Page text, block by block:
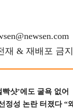
& 재배포 금지
샷’에도 굴욕 없어
성 논란 터졌다 “